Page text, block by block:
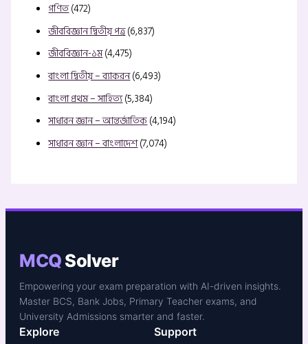
গণিত(472)
জীববিজ্ঞান দ্বিতীয় পত্র(6,837)
জীববিজ্ঞান-১ম(4,475)
বাংলা দ্বিতীয় – ব্যাকরন(6,493)
বাংলা প্রথম – সাহিত্য(5,384)
সাধারন জ্ঞান – আন্তর্জাতিক(4,194)
সাধারন জ্ঞান – বাংলাদেশ(7,074)
MCQSolver
Empowering your exam preparation with AI-driven insights.
Master BCS, Bank Jobs, Primary Teacher exams, and
University Admissions smarter and faster.
Explore Support